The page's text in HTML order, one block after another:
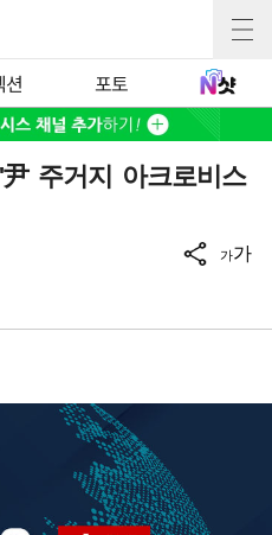
션 포토
주거지 아크로비스
가가